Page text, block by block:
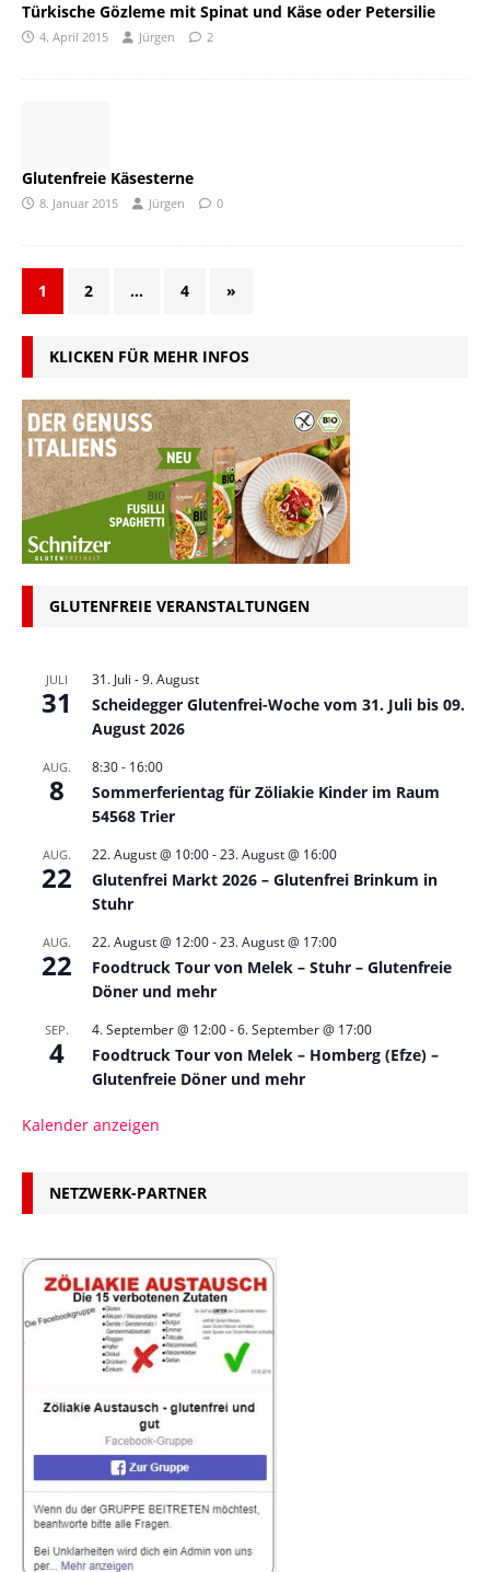
Türkische Gözleme mit Spinat und Käse oder Petersilie
4. April 2015 Jürgen 2
Glutenfreie Käsesterne
8. Januar 2015 Jürgen 0
1 2 … 4 »
KLICKEN FÜR MEHR INFOS
GLUTENFREIE VERANSTALTUNGEN
JULI
31
31. Juli -9. August
Scheidegger Glutenfrei-Woche vom 31. Juli bis 09.
August 2026
AUG.
8
8:30- 16:00
Sommerferientag für Zöliakie Kinder im Raum
54568 Trier
AUG.
22
22. August @ 10:00-23. August @ 16:00
Glutenfrei Markt 2026 – Glutenfrei Brinkum in
Stuhr
AUG.
22
22. August @ 12:00-23. August @ 17:00
Foodtruck Tour von Melek – Stuhr – Glutenfreie
Döner und mehr
SEP.
4
4. September @ 12:00-6. September @ 17:00
Foodtruck Tour von Melek – Homberg (Efze) –
Glutenfreie Döner und mehr
Kalender anzeigen
NETZWERK-PARTNER